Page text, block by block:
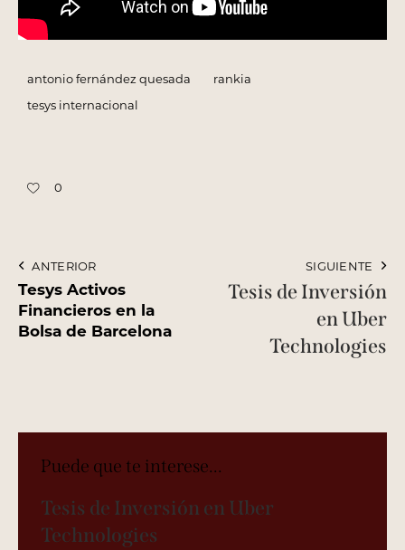
antonio fernández quesada
rankia
tesys internacional
0
ANTERIOR
Tesys Activos
Financieros en la
Bolsa de Barcelona
SIGUIENTE
Tesis de Inversión
en Uber
Technologies
Puede que te interese...
Tesis de Inversión en Uber
Technologies